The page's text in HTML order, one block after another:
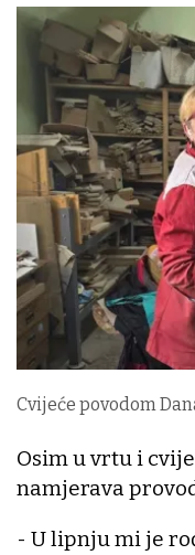
Cvijeće povodom
Osim u vrtu i
namjerava
- U lipnju mi je